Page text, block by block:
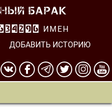
ИМЕН
ДОБАВИТЬ ИСТОРИЮ